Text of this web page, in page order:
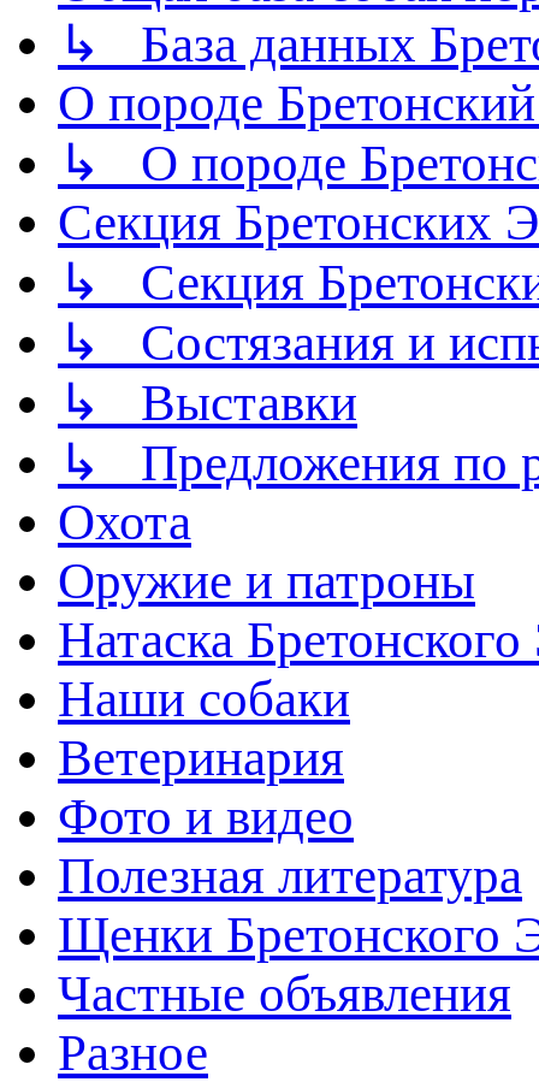
↳ База данных
О породе
↳ О породе
Секция
↳ Секция
↳ Состязания и
↳ Выставки
↳ Предложения по
Охота
Оружие и патроны
Натаска
Наши собаки
Ветеринария
Фото и видео
Полезная литература
Щенки Бретонского
Частные объявления
Разное